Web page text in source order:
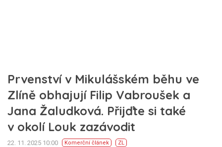
Prvenství v Mikulášském běhu ve
Zlíně obhajují Filip Vabroušek a
Jana Žaludková. Přijďte si také
v okolí Louk zazávodit
22. 11. 2025 10:00 Komerční článek ZL